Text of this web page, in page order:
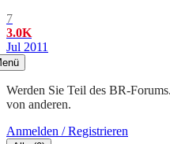
7
3.0K
Jul 2011
Werden Sie Teil des BR-
von anderen.
Anmelden / Registrieren